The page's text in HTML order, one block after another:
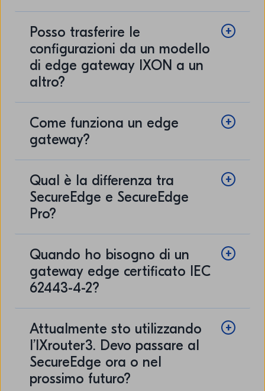
Posso trasferire le
configurazioni da un modello
di edge gateway IXON a un
altro?
Come funziona un edge
gateway?
Qual è la differenza tra
SecureEdge e SecureEdge
Pro?
Quando ho bisogno di un
gateway edge certificato IEC
62443-4-2?
Attualmente sto utilizzando
l’IXrouter3. Devo passare al
SecureEdge ora o nel
prossimo futuro?